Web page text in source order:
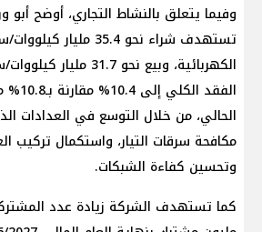
وفيما يتعلق بالنشاط التجاري، أوضح أبو
تستهدف شراء نحو 35.4
الكهربائية، وبيع نحو
الفقد
الحالي، من خلال التوسع في العدادات
مكافحة سرقات التيار، واستكمال تركيب
وتحسين كفاءة الشبكات.